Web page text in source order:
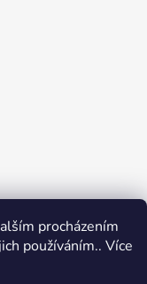
procházením
používáním.. Více